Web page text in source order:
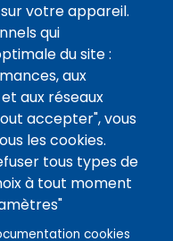
votre appareil.
qui
du site :
aux
aux réseaux
accepter", vous
les cookies.
tous types de
à tout moment
cookies